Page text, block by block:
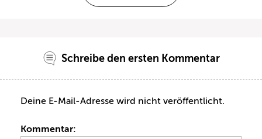
Schreibe den ersten Kommentar
Deine E-Mail-Adresse wird nicht veröffentlicht.
Kommentar: